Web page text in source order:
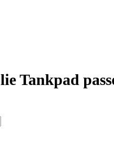
Tankpad